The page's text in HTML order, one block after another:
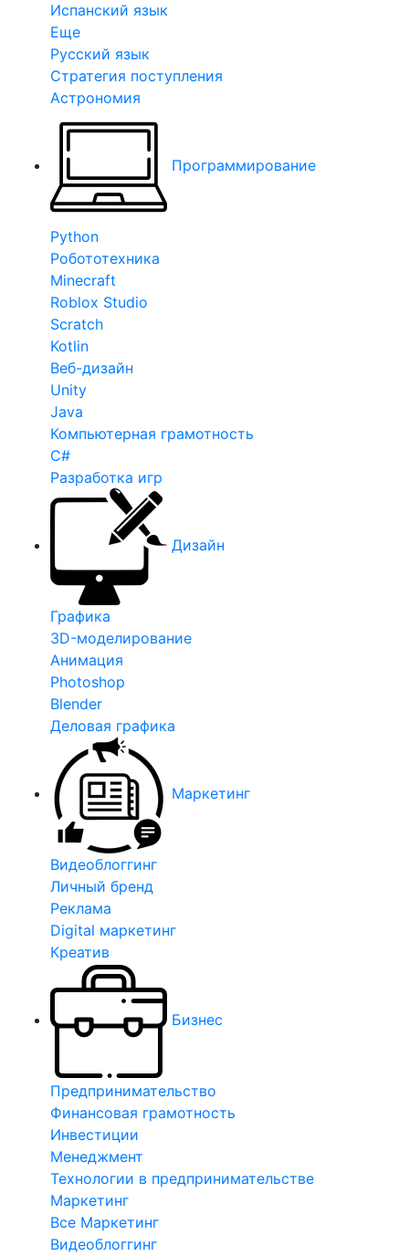
Испанский язык
Еще
Русский язык
Стратегия поступления
Астрономия
Программирование
Python
Робототехника
Minecraft
Roblox Studio
Scratch
Kotlin
Веб-дизайн
Unity
Java
Компьютерная грамотность
C#
Разработка игр
Дизайн
Графика
3D-моделирование
Анимация
Photoshop
Blender
Деловая графика
Маркетинг
Видеоблоггинг
Личный бренд
Реклама
Digital маркетинг
Креатив
Бизнес
Предпринимательство
Финансовая грамотность
Инвестиции
Менеджмент
Технологии в предпринимательстве
Маркетинг
Все Маркетинг
Видеоблоггинг